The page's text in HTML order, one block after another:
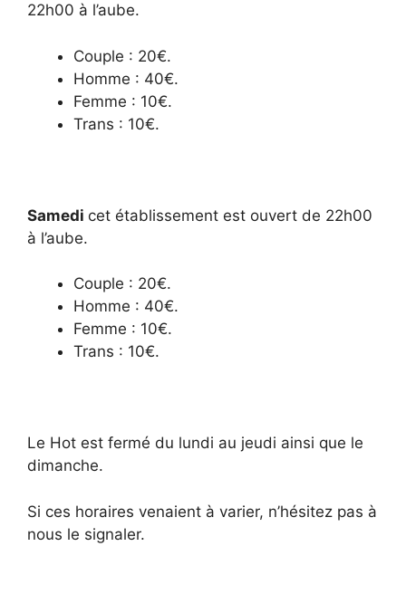
22h00 à l’aube.
Couple : 20€.
Homme : 40€.
Femme : 10€.
Trans : 10€.
Samedi cet établissement est ouvert de 22h00
à l’aube.
Couple : 20€.
Homme : 40€.
Femme : 10€.
Trans : 10€.
Le Hot est fermé du lundi au jeudi ainsi que le
dimanche.
Si ces horaires venaient à varier, n’hésitez pas à
nous le signaler.